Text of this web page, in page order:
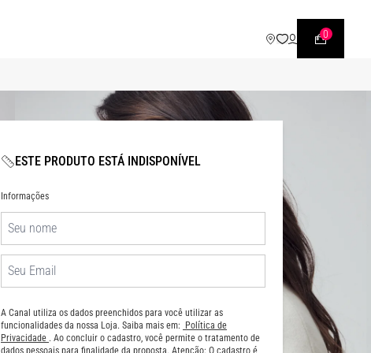
0
ESTE PRODUTO ESTÁ INDISPONÍVEL
Informações
A Canal utiliza os dados preenchidos para você utilizar as
funcionalidades da nossa Loja. Saiba mais em:
Política de
Privacidade . Ao concluir o cadastro, você permite o tratamento de
dados pessoais para finalidade da proposta. Atenção: O cadastro é